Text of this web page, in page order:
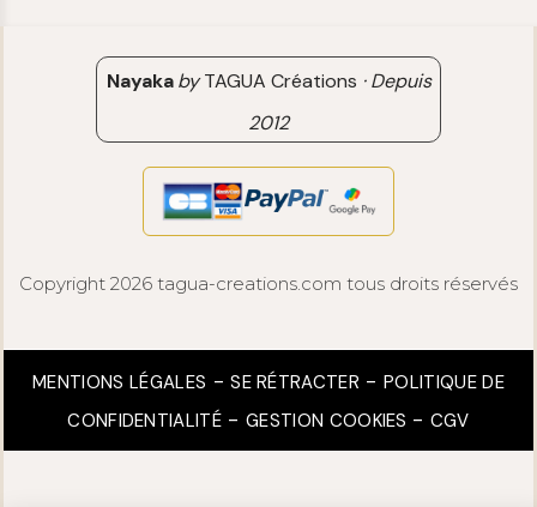
Nayaka byTAGUA Créations ·Depuis
2012
Copyright 2026 tagua-creations.com tous droits réservés
MENTIONS LÉGALES SE RÉTRACTER
POLITIQUE DE
CONFIDENTIALITÉ
GESTION COOKIES CGV